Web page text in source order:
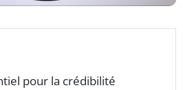
pour la crédibilité